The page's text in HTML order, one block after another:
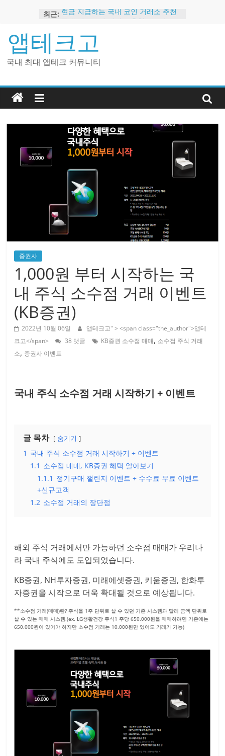
content
최근: 현금 지급하는 국내 코인 거래소 추천
국내 코인 거래소 가입, 현금 지급 이벤
트
2024 강력히 추천하는 은행 멤버십 현
금 앱테크
앱테크고
국내 최대 앱테크 커뮤니티
증권사
1,000원 부터 시작하는 국
내 주식 소수점 거래 이벤트
(KB증권)
2022년 10월 06일 앱테크고" > <span class="the_author">앱테
크고</span>
38 댓글 KB증권 소수점 매매, 소수점 주식 거래
소, 증권사 이벤트
국내 주식 소수점 거래 시작하기 + 이벤트
글 목차 숨기기
1 국내 주식 소수점 거래 시작하기 + 이벤트
1.1 소수점 매매, KB증권 혜택 알아보기
1.1.1 정기구매 챌린지 이벤트 + 수수료 무료 이벤트
+신규고객
1.2 소수점 거래의 장단점
해외 주식 거래에서만 가능하던 소수점 매매가 우리나
라 국내 주식에도 도입되었습니다.
KB증권, NH투자증권, 미래에셋증권, 키움증권, 한화투
자증권을 시작으로 더욱 확대될 것으로 예상됩니다.
**소수점 거래(매매)란? 주식을 1주 단위로 살 수 있던 기존 시스템과 달리 금액 단위로
살 수 있는 매매 시스템.(ex. LG생활건강 주식1 주당 650,000원을 매매하려면 기존에는
650,000원이 있어야 하지만 소수점 거래는 10,000원만 있어도 거래가 가능)